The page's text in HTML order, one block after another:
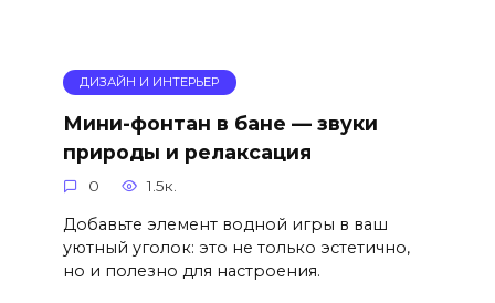
ДИЗАЙН И ИНТЕРЬЕР
Мини-фонтан в бане — звуки
природы и релаксация
0 1.5к.
Добавьте элемент водной игры в ваш
уютный уголок: это не только эстетично,
но и полезно для настроения.